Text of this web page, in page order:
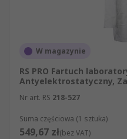
W magazynie
RS PRO Fartuch
Antyelektrostatyczny,
Nr art. RS 218-527
Suma częściowa (1 sztuka)
549,67 zł(bez VAT)